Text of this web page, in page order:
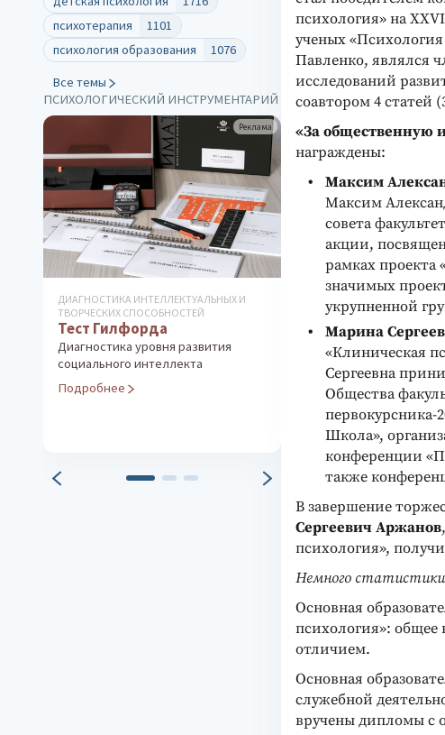
психология» на
ученых
Павленко, являлся
исследований
соавтором 4
«За общественную
награждены:
Максим
Максим
совета
акции,
рамках проекта
значимых
укрупненной
Марина
«Клиническая
Сергеевна
Общества
первокурсника-
Школа»,
конференции
также
В завершение
СергеевичАржанов
психология»,
Немного
Основная
психология»:
отличием.
Основная
служебной
вручены дипломы с
психотерапия
1101
психология образования
1076
Все темы
ПСИХОЛОГИЧЕСКИЙ ИНСТРУМЕНТАРИЙ
Реклама
ДИАГНОСТИКА ИНТЕЛЛЕКТУАЛЬНЫХ И
ТВОРЧЕСКИХ СПОСОБНОСТЕЙ
Тест Гилфорда
Диагностика уровня развития
социального интеллекта
Подробнее
LUSCHER СOLOR TEST.
ОРИГИНАЛ (ШВЕЙЦАРИЯ)
Цветовой
Оригинальный тест
анализ конфликтов
Подробнее